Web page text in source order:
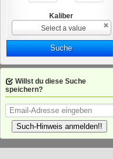
Kaliber
Select a value
Suche
Willst du diese Suche
speichern?
Such-Hinweis anmelden!!